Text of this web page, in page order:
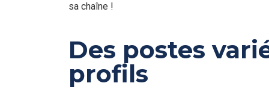
sa chaîne !
Des postes
profils